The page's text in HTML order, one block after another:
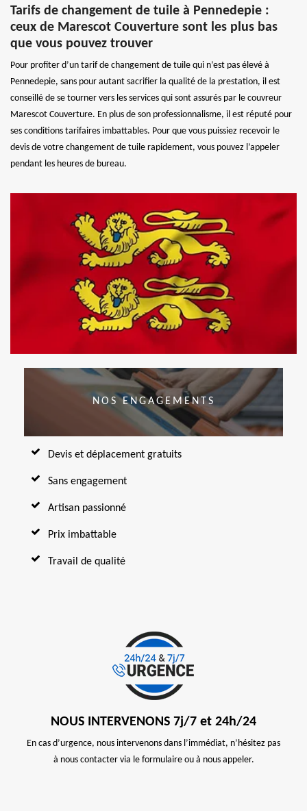
Tarifs de changement de tuile à Pennedepie :
ceux de Marescot Couverture sont les plus bas
que vous pouvez trouver
Pour profiter d’un tarif de changement de tuile qui n’est pas élevé à
Pennedepie, sans pour autant sacrifier la qualité de la prestation, il est
conseillé de se tourner vers les services qui sont assurés par le couvreur
Marescot Couverture. En plus de son professionnalisme, il est réputé pour
ses conditions tarifaires imbattables. Pour que vous puissiez recevoir le
devis de votre changement de tuile rapidement, vous pouvez l’appeler
pendant les heures de bureau.
NOS ENGAGEMENTS
Devis et déplacement gratuits
Sans engagement
Artisan passionné
Prix imbattable
Travail de qualité
NOUS INTERVENONS 7j/7 et 24h/24
En cas d’urgence, nous intervenons dans l’immédiat, n’hésitez pas
à nous contacter via le formulaire ou à nous appeler.